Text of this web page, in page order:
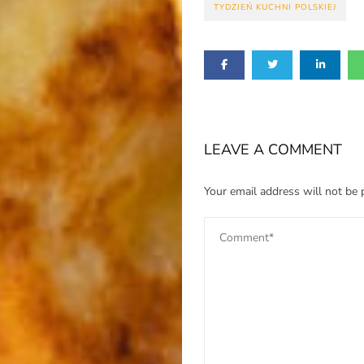
TYDZIEŃ KUCHNI POLSKIEJ
LEAVE A COMMENT
Your email address will not be